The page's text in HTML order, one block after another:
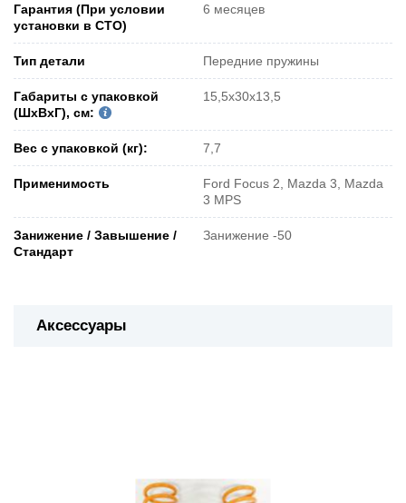
Гарантия (При условии
установки в СТО)
6 месяцев
Тип детали Передние пружины
Габариты с упаковкой
(ШxВxГ), см:
15,5x30x13,5
Вес с упаковкой (кг): 7,7
Применимость
Ford Focus 2, Mazda 3, Mazda
3 MPS
Занижение / Завышение /
Стандарт
Занижение -50
Аксессуары